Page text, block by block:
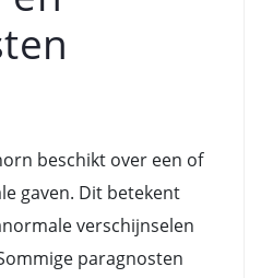
beschikt over een of
gaven. Dit betekent
verschijnselen
paragnosten